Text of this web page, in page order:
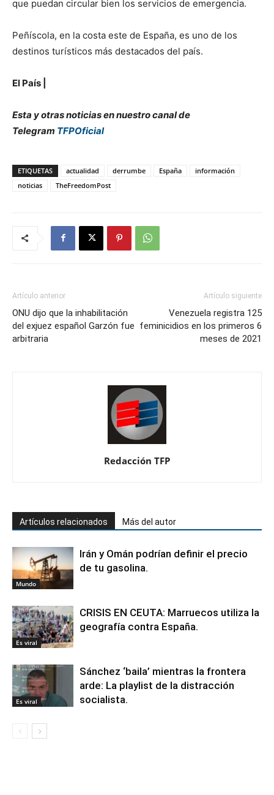
que puedan circular bien los servicios de emergencia.
Peñíscola, en la costa este de España, es uno de los
destinos turísticos más destacados del país.
El País |
Esta y otras noticias en nuestro canal de
Telegram TFPOficial
ETIQUETAS actualidad derrumbe España
información
noticias
TheFreedomPost
Artículo anterior
ONU dijo que la inhabilitación
del exjuez español Garzón fue
arbitraria
Artículo siguiente
Venezuela registra 125
feminicidios en los primeros 6
meses de 2021
Redacción TFP
Artículos relacionados Más del autor
Mundo
Irán y Omán podrían definir el precio
de tu gasolina.
Es viral
CRISIS EN CEUTA: Marruecos utiliza la
geografía contra España.
Es viral
Sánchez ‘baila’ mientras la frontera
arde: La playlist de la distracción
socialista.